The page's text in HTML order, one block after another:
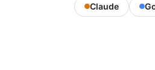
Claude